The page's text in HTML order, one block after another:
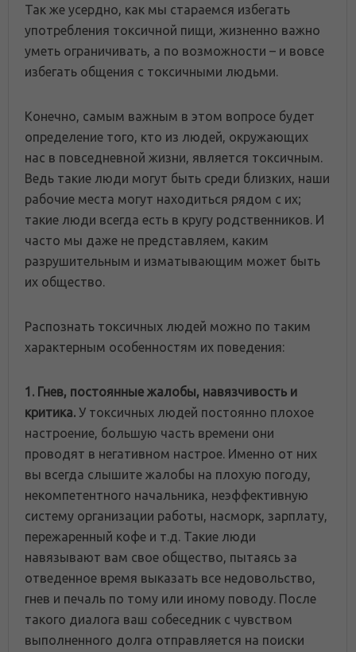
Так же усердно, как мы стараемся избегать
употребления токсичной пищи, жизненно важно
уметь ограничивать, а по возможности – и вовсе
избегать общения с токсичными людьми.
Конечно, самым важным в этом вопросе будет
определение того, кто из людей, окружающих
нас в повседневной жизни, является токсичным.
Ведь такие люди могут быть среди близких, наши
рабочие места могут находиться рядом с их;
такие люди всегда есть в кругу родственников. И
часто мы даже не представляем, каким
разрушительным и изматывающим может быть
их общество.
Распознать токсичных людей можно по таким
характерным особенностям их поведения:
1. Гнев, постоянные жалобы, навязчивость и
критика. У токсичных людей постоянно плохое
настроение, большую часть времени они
проводят в негативном настрое. Именно от них
вы всегда слышите жалобы на плохую погоду,
некомпетентного начальника, неэффективную
систему организации работы, насморк, зарплату,
пережаренный кофе и т.д. Такие люди
навязывают вам свое общество, пытаясь за
отведенное время выказать все недовольство,
гнев и печаль по тому или иному поводу. После
такого диалога ваш собеседник с чувством
выполненного долга отправляется на поиски